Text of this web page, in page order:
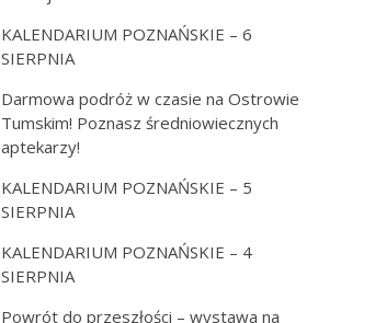
KALENDARIUM POZNAŃSKIE – 6
SIERPNIA
Darmowa podróż w czasie na Ostrowie
Tumskim! Poznasz średniowiecznych
aptekarzy!
KALENDARIUM POZNAŃSKIE – 5
SIERPNIA
KALENDARIUM POZNAŃSKIE – 4
SIERPNIA
Powrót do przeszłości – wystawa na